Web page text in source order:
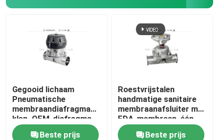
Gegooid lichaam
Pneumatische
membraandiafragma
klep, OEM-diafragma
klep
Beste prijs
Roestvrijstalen
handmatige sanitaire
membraanafsluiter met
FDA-membraan, één
jaar garantie
Beste prijs